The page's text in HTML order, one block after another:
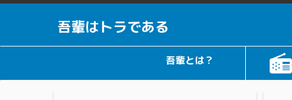
吾輩はトラである
吾輩とは？